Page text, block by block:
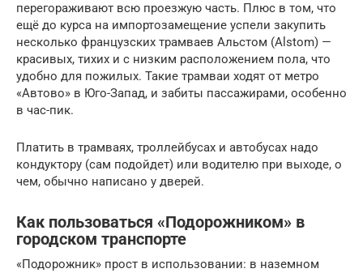
перегораживают всю проезжую часть. Плюс в том, что
ещё до курса на импортозамещение успели закупить
несколько французских трамваев Альстом (Alstom) —
красивых, тихих и с низким расположением пола, что
удобно для пожилых. Такие трамваи ходят от метро
«Автово» в Юго-Запад, и забиты пассажирами, особенно
в час-пик.
Платить в трамваях, троллейбусах и автобусах надо
кондуктору (сам подойдет) или водителю при выходе, о
чем, обычно написано у дверей.
Как пользоваться «Подорожником» в
городском транспорте
«Подорожник» прост в использовании: в наземном